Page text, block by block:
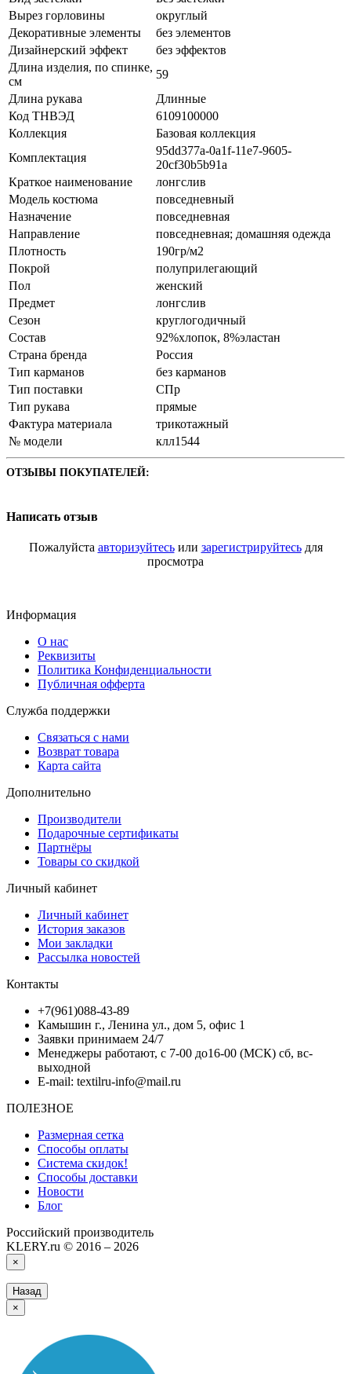
Вырез горловины
округлый
Декоративные элементы
без элементов
Дизайнерский эффект
без эффектов
Длина изделия, по спинке,
см
59
Длина рукава
Длинные
Код ТНВЭД
6109100000
Коллекция
Базовая коллекция
Комплектация
95dd377a-0a1f-11e7-9605-
20cf30b5b91a
Краткое наименование
лонгслив
Модель костюма
повседневный
Назначение
повседневная
Направление
повседневная; домашняя одежда
Плотность
190гр/м2
Покрой
полуприлегающий
Пол
женский
Предмет
лонгслив
Сезон
круглогодичный
Состав
92%хлопок, 8%эластан
Страна бренда
Россия
Тип карманов
без карманов
Тип поставки
СПр
Тип рукава
прямые
Фактура материала
трикотажный
№ модели
клл1544
ОТЗЫВЫ ПОКУПАТЕЛЕЙ:
Написать отзыв
Пожалуйста авторизуйтесьили зарегистрируйтесьдля
просмотра
Информация
О нас
Реквизиты
Политика Конфиденциальности
Публичная офферта
Служба поддержки
Связаться с нами
Возврат товара
Карта сайта
Дополнительно
Производители
Подарочные сертификаты
Партнёры
Товары со скидкой
Личный кабинет
Личный кабинет
История заказов
Мои закладки
Рассылка новостей
Контакты
+7(961)088-43-89
Камышин г., Ленина ул., дом 5, офис 1
Заявки принимаем 24/7
Менеджеры работают, с 7-00 до16-00 (МСК) сб, вс-
выходной
E-mail: textilru-info@mail.ru
ПОЛЕЗНОЕ
Размерная сетка
Способы оплаты
Система скидок!
Способы доставки
Новости
Блог
Российский производитель
KLERY.ru © 2016 – 2026
×
Назад
×